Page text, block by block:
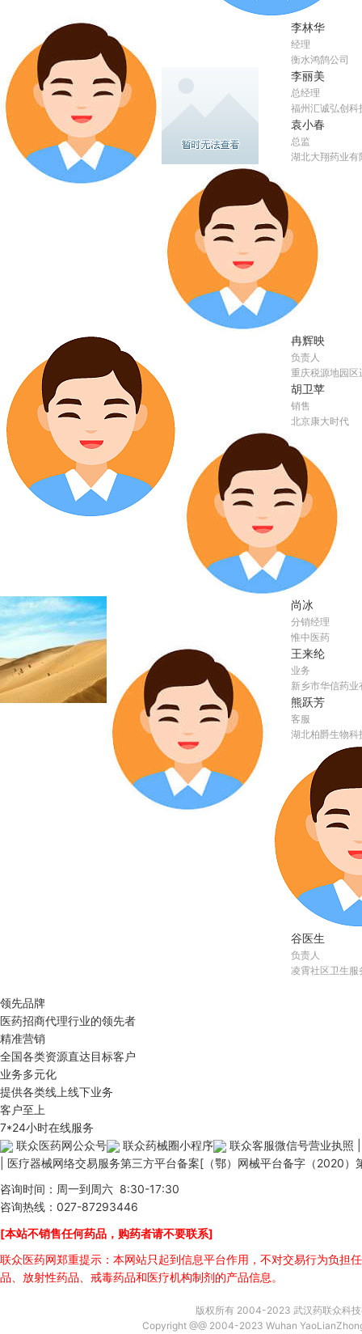
李林华
经理
衡水鸿鹄公司
李丽美
总经理
福州汇诚弘创科
袁小春
总监
湖北大翔药业有
冉辉映
负责人
重庆税源地园
胡卫苹
销售
北京康大时代
尚冰
分销经理
惟中医药
王来纶
业务
新乡市华信药业
熊跃芳
客服
湖北柏爵生物科
谷医生
负责人
凌霄社区卫生服
领先品牌
医药招商代理行业的领先者
精准营销
全国各类资源直达目标客户
业务多元化
提供各类线上线下业务
客户至上
7*24小时在线服务
联众医药网公众号
联众药械圈小程序 联众客服微信号营业执照
医疗器械网络交易服务第三方平台备案[（鄂）网械平台备字（2020
咨询时间：周一到周六 8:30-17:30
咨询热线：027-87293446
[本站不销售任何药品，购药者请不要联系]
联众医药网郑重提示：本网站只起到信息平台作用，不对交易行为负担
品、放射性药品、戒毒药品和医疗机构制剂的产品信息。
版权所有 2004-2023 武汉药联众科
Copyright @@ 2004-2023 Wuhan